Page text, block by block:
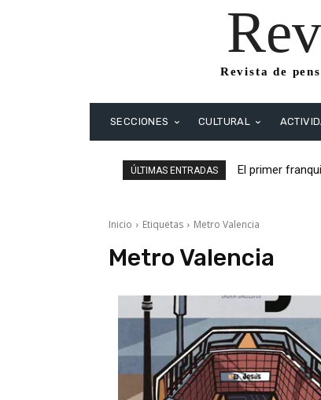
Revista de
SECCIONES CULTURAL
ÚLTIMAS ENTRADAS
El primer
Inicio Etiquetas Metro Valencia
Metro Valencia